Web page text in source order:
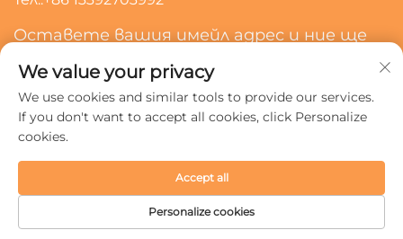
Оставете вашия имейл адрес и ние ще
Абонирайте Се
Политика за поверителност
We value your privacy
We use cookies and similar tools to provide our services.
If you don't want to accept all cookies, click Personalize
cookies.
Personalize cookies
Accept all